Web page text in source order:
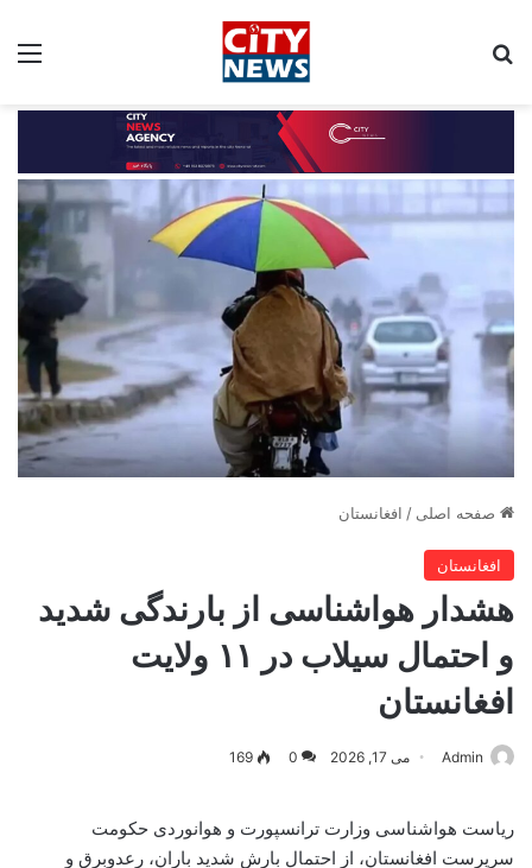
صفحه اصلی / افغانستان
افغانستان
هشدار هواشناسی از بارندگی شدید
و احتمال سیلاب در ۱۱ ولایت
افغانستان
Admin می 17, 2026 0
169
ریاست هواشناسی وزارت ترانسپورت و هوانوردی حکومت
سرپرست افغانستان، از احتمال بارش شدید باران، رعدوبرق و